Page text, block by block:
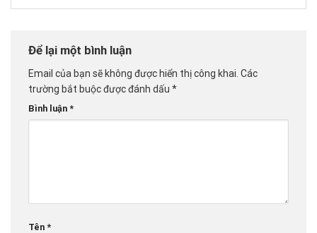
Để lại một bình luận
Email của bạn sẽ không được hiển thị công khai. Các
trường bắt buộc được đánh dấu *
Bình luận *
Tên *